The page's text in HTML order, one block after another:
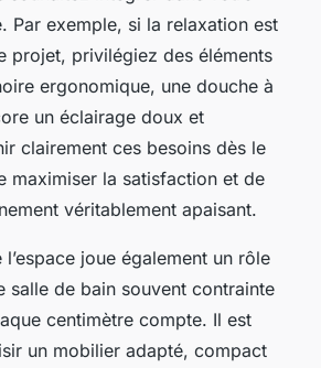
Par exemple, si la relaxation est
projet, privilégiez des éléments
ergonomique, une douche à
un éclairage doux et
clairement ces besoins dès le
maximiser la satisfaction et de
véritablement apaisant.
l’espace joue également un rôle
salle de bain souvent contrainte
centimètre compte. Il est
un mobilier adapté, compact